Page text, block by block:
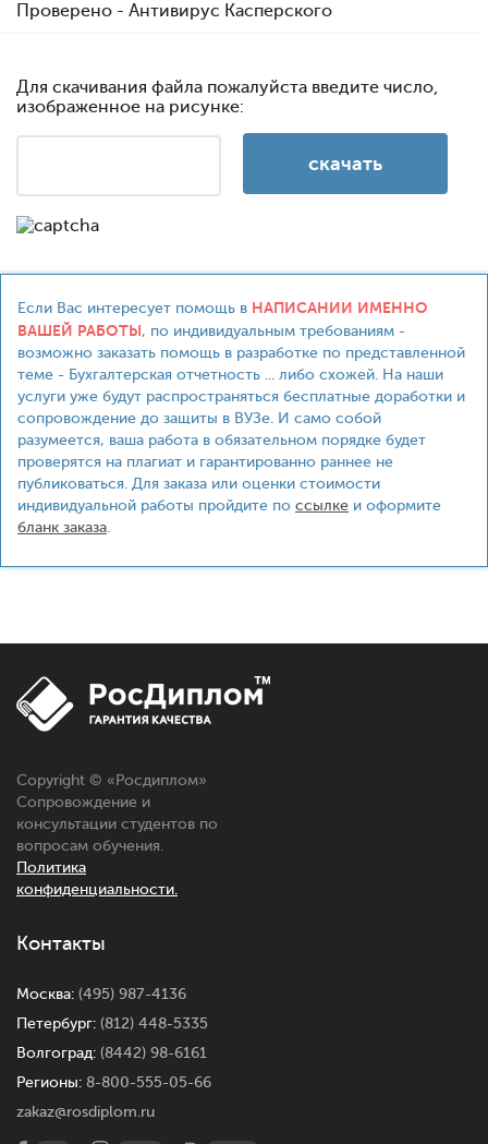
Проверено - Антивирус Касперского
Для скачивания файла пожалуйста введите число,
изображенное на рисунке:
Если Вас интересует помощь в НАПИСАНИИ ИМЕННО
ВАШЕЙ РАБОТЫ, по индивидуальным требованиям -
возможно заказать помощь в разработке по представленной
теме - Бухгалтерская отчетность ... либо схожей. На наши
услуги уже будут распространяться бесплатные доработки и
сопровождение до защиты в ВУЗе. И само собой
разумеется, ваша работа в обязательном порядке будет
проверятся на плагиат и гарантированно раннее не
публиковаться. Для заказа или оценки стоимости
индивидуальной работы пройдите по ссылке и оформите
бланк заказа
Copyright © «Росдиплом»
Сопровождение и
консультации студентов по
вопросам обучения.
Политика
конфиденциальности.
Контакты
Москва: (495) 987-4136
Петербург: (812) 448-5335
Волгоград: (8442) 98-6161
Регионы: 8-800-555-05-66
zakaz@rosdiplom.ru